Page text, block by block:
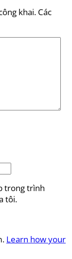
khai. Các
trong trình
tôi.
Learn how your